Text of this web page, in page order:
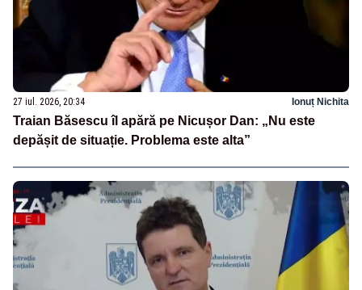
27 iul. 2026, 20:34 Ionuț Nichita
Traian Băsescu îl apără pe Nicușor Dan: „Nu este
depășit de situație. Problema este alta”